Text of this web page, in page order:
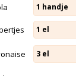
1 handje
1 el
3 el